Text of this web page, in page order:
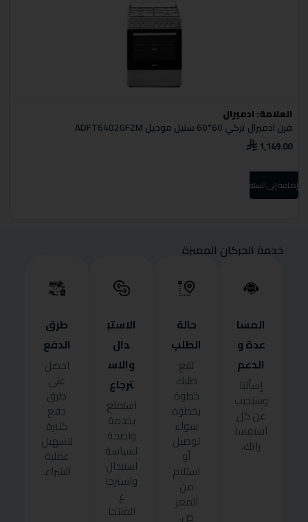
العلامة:ادميرال
فرن ادميرال تركي 60*60 ستيل موديل ADFT6402GFZM
1,149.00
إضافة إلى السلة
خدمة الحركان المميزة
المسا
عدة و
الدعم
إسألنا
وسنجيب
عن كل
استفسا
راتك.
حالة
الطلب
تتبع
طلبك
خطوة
بخطوة
سواء
توصيل
أو
استلام
من
المعر
ض.
الاستب
دال
والاس
ترجاع
استمتع
بخدمة
واضحة
لسياسة
استبدال
واسترجا
ع
المنتجا
طرق
الدفع
احصل
على
طرق
دفع
كثيرة
لتسهيل
عملية
الشراء.